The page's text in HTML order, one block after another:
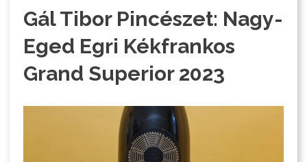
Gál Tibor Pincészet: Nagy-
Eged Egri Kékfrankos
Grand Superior 2023